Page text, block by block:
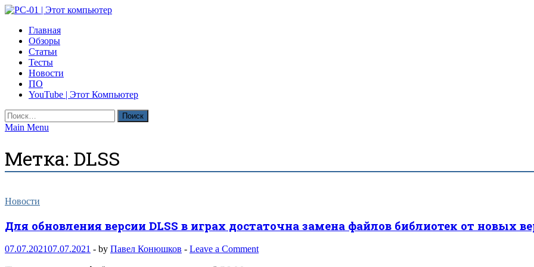
Skip
content
PC-01 | Этот компьютер
Компьютерные новости
Главная
Обзоры
Статьи
Тесты
Новости
ПО
YouTube | Этот Компьютер
Найти:
Main Menu
Метка: DLSS
Новости
Для обновления версии DLSS в играх достаточна замена файлов библиотек от новых
07.07.202107.07.2021 - by Павел Конюшков - Leave a Comment